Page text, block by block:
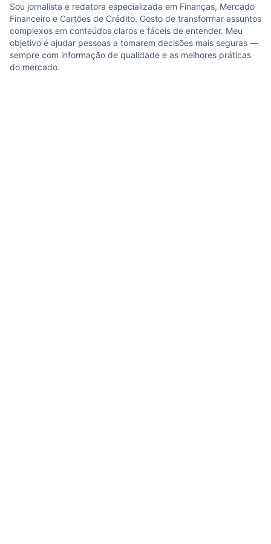
Sou jornalista e redatora especializada em Finanças, Mercado
Financeiro e Cartões de Crédito. Gosto de transformar assuntos
complexos em conteúdos claros e fáceis de entender. Meu
objetivo é ajudar pessoas a tomarem decisões mais seguras —
sempre com informação de qualidade e as melhores práticas
do mercado.